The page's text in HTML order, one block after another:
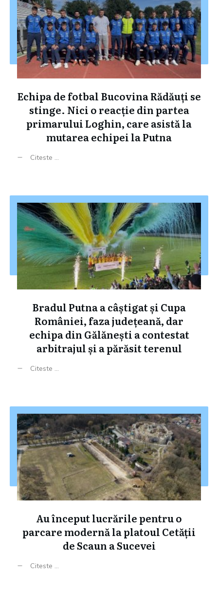
Echipa de fotbal Bucovina Rădăuți se
stinge. Nici o reacție din partea
primarului Loghin, care asistă la
mutarea echipei la Putna
Citeste ...
Bradul Putna a câștigat și Cupa
României, faza județeană, dar
echipa din Gălănești a contestat
arbitrajul și a părăsit terenul
Citeste ...
Au început lucrările pentru o
parcare modernă la platoul Cetății
de Scaun a Sucevei
Citeste ...